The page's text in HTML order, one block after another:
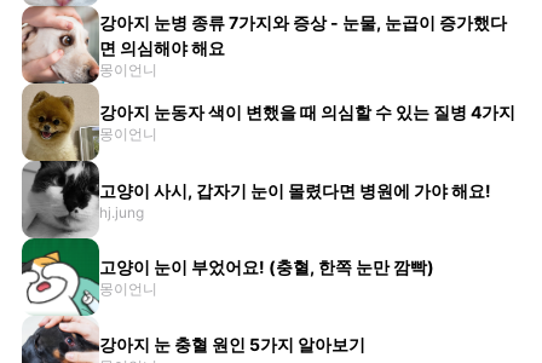
강아지 눈병 종류 7가지와 증상 - 눈물, 눈곱이 증가했다
면 의심해야 해요
몽이언니
강아지 눈동자 색이 변했을 때 의심할 수 있는 질병 4가지
몽이언니
고양이 사시, 갑자기 눈이 몰렸다면 병원에 가야 해요!
hj.jung
고양이 눈이 부었어요! (충혈, 한쪽 눈만 깜빡)
몽이언니
강아지 눈 충혈 원인 5가지 알아보기